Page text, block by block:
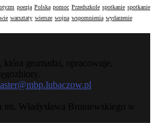
poezja Polska pomoc Przedszkole spotkanie spotkanie
warsztaty wiersze wojna wspomnienia wydarzenie
gromadzi, opracowuje,
Władysława Broniewskiego w